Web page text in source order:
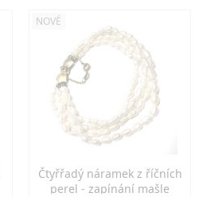
NOVÉ
Čtyřřadý náramek z říčních
perel - zapínání mašle